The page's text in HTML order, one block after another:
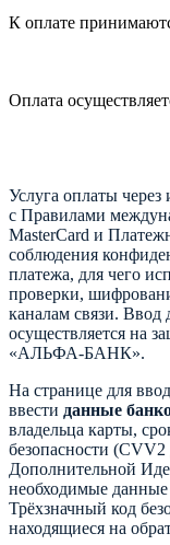
К оплате
Оплата
Услуга оплаты через
с Правилами
MasterCard и
соблюдения
платежа, для чего
проверки,
каналам связи. Ввод
осуществляется на
«АЛЬФА-БАНК».
На странице для
ввести данные
владельца карты,
безопасности
Дополнительной
необходимые данные
Трёхзначный код
находящиеся на